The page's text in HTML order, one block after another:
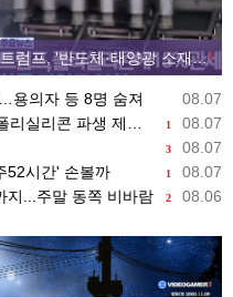
1
트럼프, '반도체·태양광 소재' 폴리실리콘 파생 제품에 15% 관세...한국 기업도 영향
08.07
용의자 등 8명 숨져
1 08.07
15% 관세...한국 기업도 영향
3 08.07
1 08.07
52시간' 손볼까
2 08.06
...주말 동쪽 비바람